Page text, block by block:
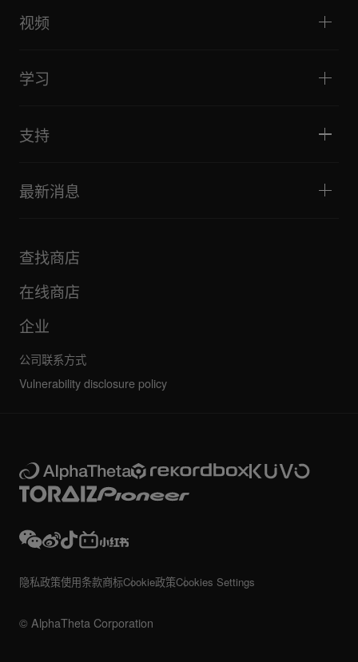
DJ采样器
DJ效果器
监听扬声器
便携式DJ扬声器
直播
酒吧与小型场地
唱盘主义与对决
音乐制作
视频
教程
技巧和窍门
文化
纪录片
学习
推荐给 Hip Hop DJ 的设备
Bridge Blog Tips
支持
探索 Support Gateway
下载（固件、驱动程序等）
FAQ
社区论坛
维护、维修、保修
最新消息
公司
其他
全部新闻
查找商店
在线商店
企业
公司联系方式
Vulnerability disclosure policy
© AlphaTheta Corporation
隐私政策使用条款商标Cookie政策Cookies Settings